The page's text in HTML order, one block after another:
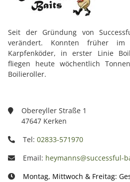
Seit der Gründung von
verändert. Konnten früher
Karpfenköder, in erster Linie
fliegen heute wöchentlich
Boilieroller.
Obereyller Straße 1
47647 Kerken
Tel: 02833-571970
Email: heymanns@successful-
Montag, Mittwoch & Freitag: